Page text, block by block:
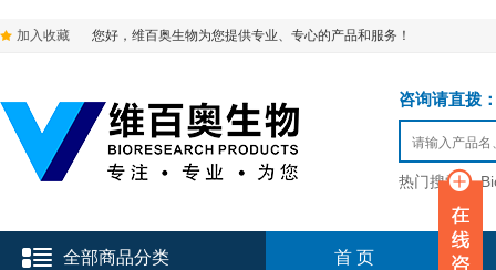
加入收藏 您好，维百奥生物为您提供专业、专心的产品和服务！
咨询请直拨
热门搜索：
全部商品分类 首 页